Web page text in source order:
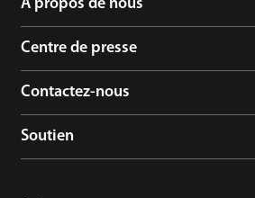
À propos de nous
Centre de presse
Contactez-nous
Soutien